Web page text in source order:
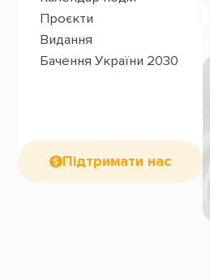
Проєкти
Видання
Бачення України 2030
Підтримати нас